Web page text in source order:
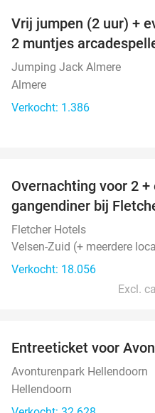
Vrij jumpen (2 uur) +
2 muntjes
Jumping Jack Almere
Almere
Verkocht: 1.386
Overnachting voor 2
gangendiner bij
Fletcher Hotels
Velsen-Zuid (+ meerdere
Verkocht: 18.056
Excl.
Entreeticket voor
Avonturenpark Hellendoorn
Hellendoorn